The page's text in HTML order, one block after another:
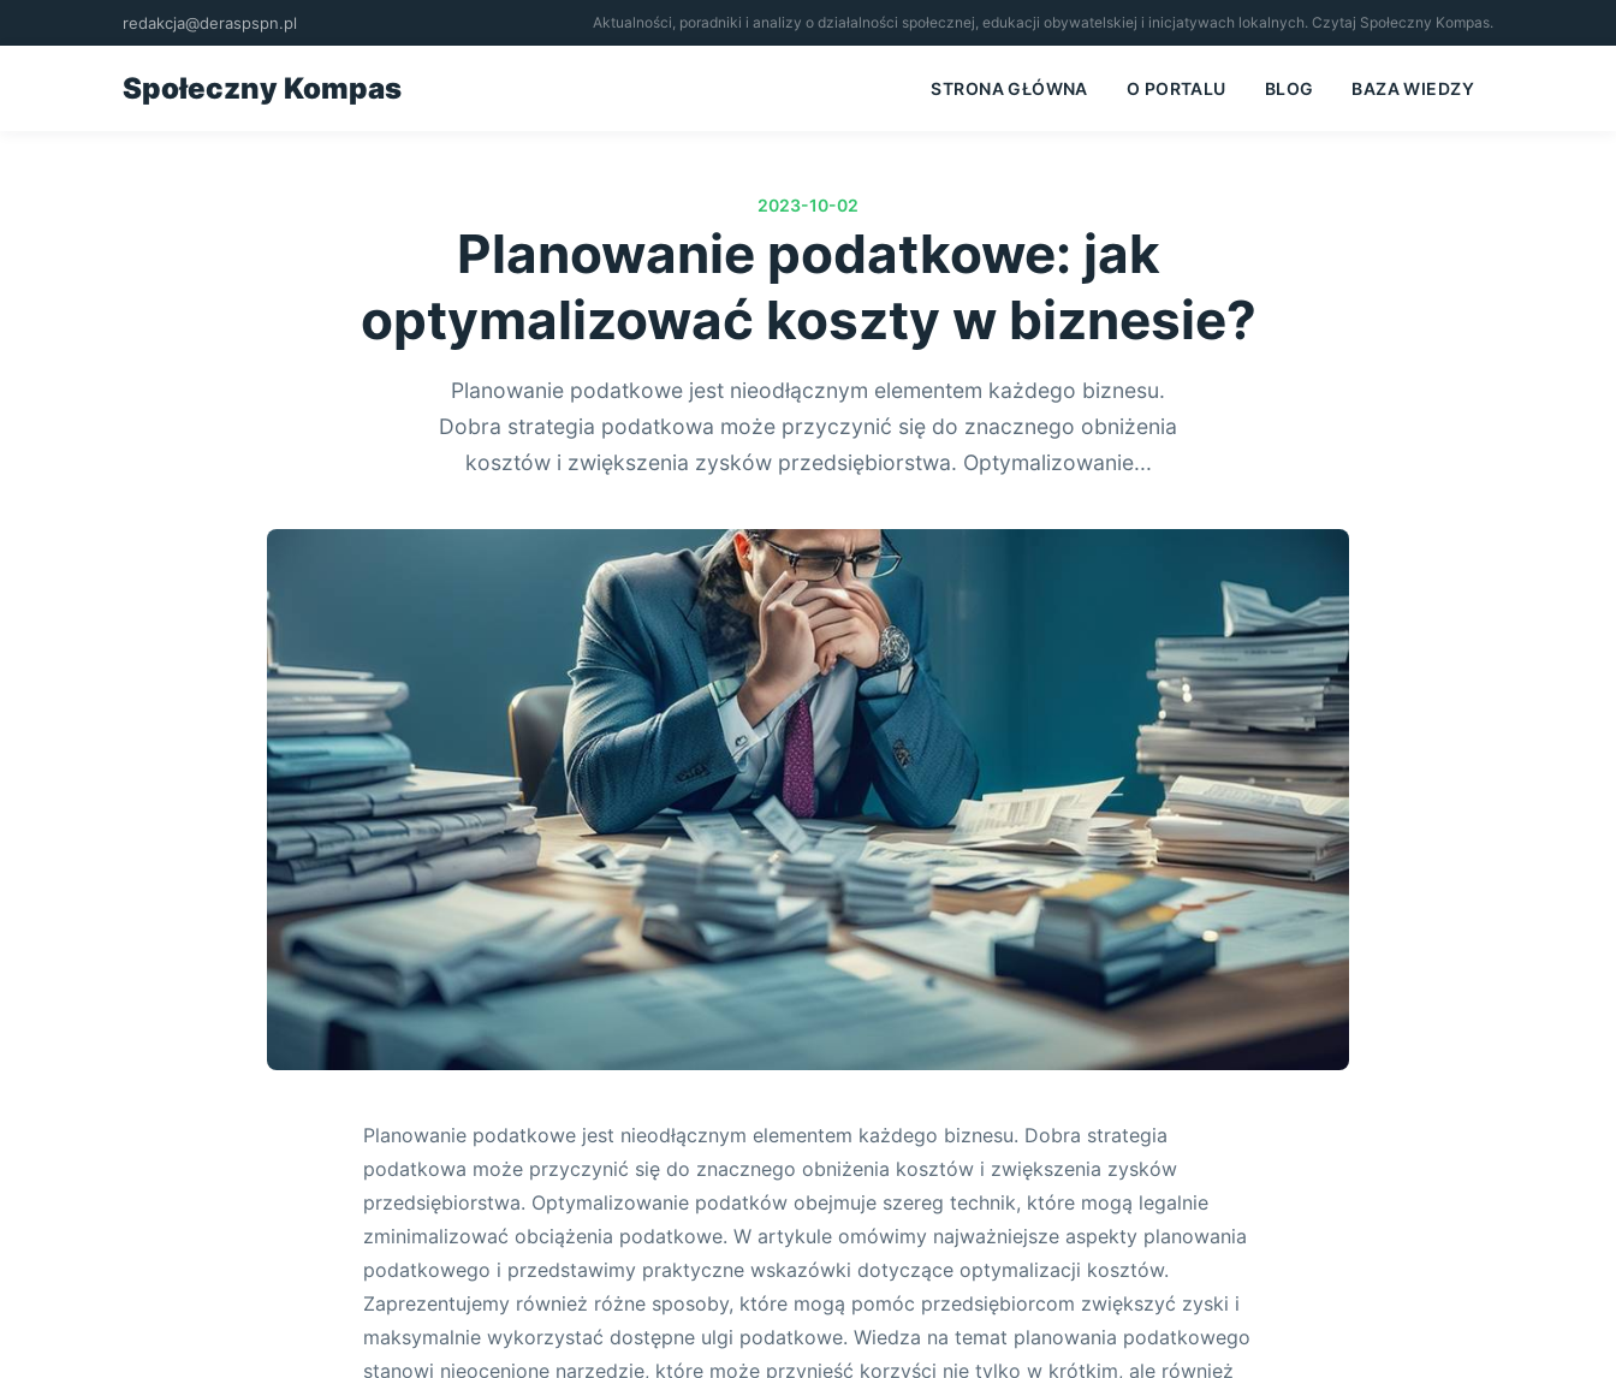
redakcja@deraspspn.pl Aktualności, poradniki i analizy o działalności społecznej, edukacji obywatelskiej i inicjatywach lokalnych. Czytaj Społeczny Kompas.
Społeczny Kompas STRONA GŁÓWNA O PORTALU BLOG BAZA WIEDZY
2023-10-02
Planowanie podatkowe: jak
optymalizować koszty w biznesie?
Planowanie podatkowe jest nieodłącznym elementem każdego biznesu.
Dobra strategia podatkowa może przyczynić się do znacznego obniżenia
kosztów i zwiększenia zysków przedsiębiorstwa. Optymalizowanie...
Planowanie podatkowe jest nieodłącznym elementem każdego biznesu. Dobra strategia
podatkowa może przyczynić się do znacznego obniżenia kosztów i zwiększenia zysków
przedsiębiorstwa. Optymalizowanie podatków obejmuje szereg technik, które mogą legalnie
zminimalizować obciążenia podatkowe. W artykule omówimy najważniejsze aspekty planowania
podatkowego i przedstawimy praktyczne wskazówki dotyczące optymalizacji kosztów.
Zaprezentujemy również różne sposoby, które mogą pomóc przedsiębiorcom zwiększyć zyski i
maksymalnie wykorzystać dostępne ulgi podatkowe. Wiedza na temat planowania podatkowego
stanowi nieocenione narzędzie, które może przynieść korzyści nie tylko w krótkim, ale również